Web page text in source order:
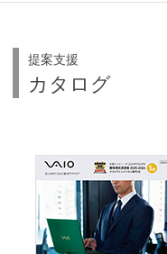
提案支援
カタログ